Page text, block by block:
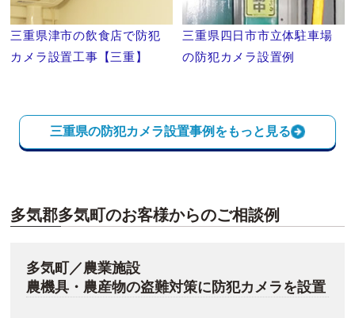
三重県津市の飲食店で防犯
カメラ設置工事【三重】
三重県四日市市立体駐車場
の防犯カメラ設置例
三重県の防犯カメラ設置事例をもっと見る
多気郡多気町のお客様からのご相談例
多気町／農業施設
農機具・農産物の盗難対策に防犯カメラを設置